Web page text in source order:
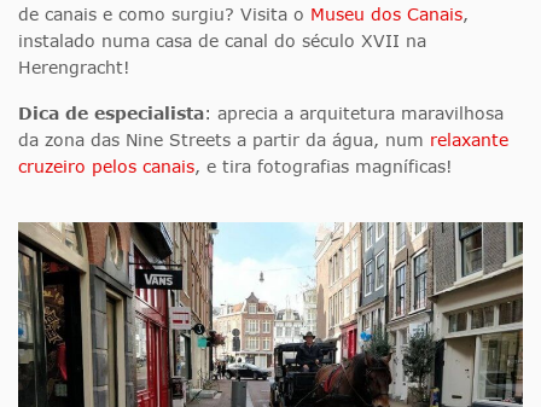
de canais e como surgiu? Visita o Museu dos Canais,
instalado numa casa de canal do século XVII na
Herengracht!
Dica de especialista: aprecia a arquitetura maravilhosa
da zona das Nine Streets a partir da água, num relaxante
cruzeiro pelos canais, e tira fotografias magníficas!